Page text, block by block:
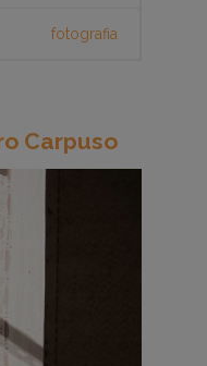
fotografia
Carpuso